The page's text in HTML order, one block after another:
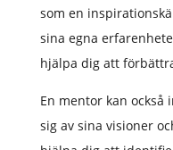
som en
sina egna
hjälpa dig att
En mentor kan också
sig av sina visioner